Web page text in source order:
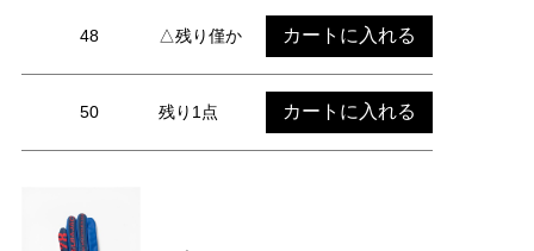
48 △残り僅か カートに入れる
50 残り1点 カートに入れる